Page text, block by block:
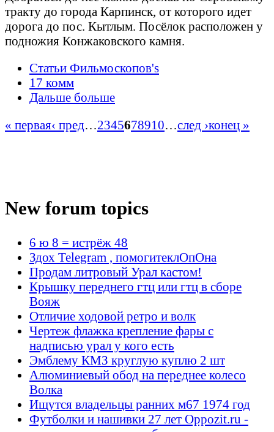
тракту до города Карпинск, от которого идет
дорога до пос. Кытлым. Посёлок расположен у
подножия Конжаковского камня.
Статьи Фильмоскопов's
17 комм
Дальше больше
« первая‹ пред…2345678910…след ›конец »
New forum topics
6 ю 8 = истрёж 48
Здох Telegram , помогитеклОпОна
Продам литровый Урал кастом!
Крышку переднего гтц или гтц в сборе
Вояж
Отличие ходовой ретро и волк
Чертеж флажка крепление фары с
надписью урал у кого есть
Эмблему КМЗ круглую куплю 2 шт
Алюминиевый обод на переднее колесо
Волка
Ищутся владельцы ранних м67 1974 год
Футболки и нашивки 27 лет Oppozit.ru -